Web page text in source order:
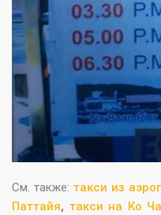
См. также: такси из
Паттайя, такси на Ко